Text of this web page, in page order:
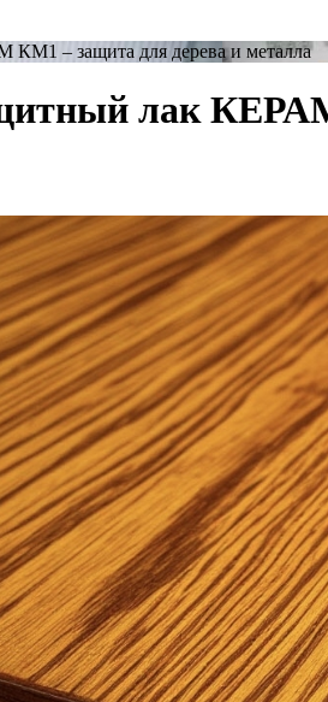
– защита для дерева и металла
лак